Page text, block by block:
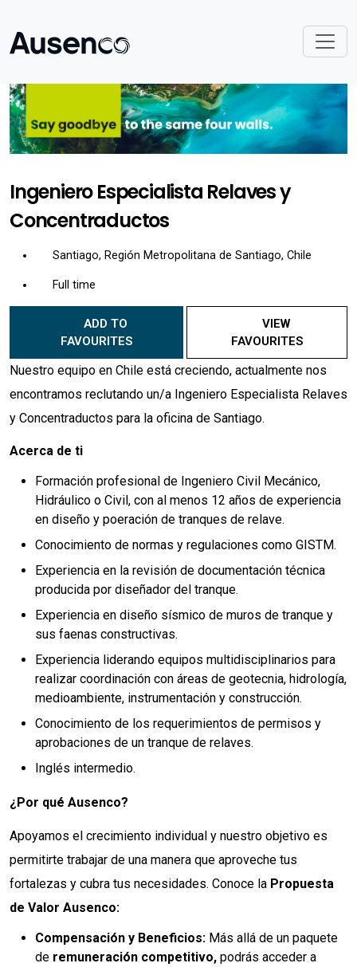
Ingeniero Especialista Relaves y
Concentraductos
Santiago, Región Metropolitana de Santiago, Chile
Full time
FAVOURITES
VIEW
FAVOURITES
Nuestro equipo en Chile está creciendo, actualmente nos
encontramos reclutando un/a Ingeniero Especialista Relaves
y Concentraductos para la oficina de Santiago.
Acerca de ti
Formación profesional de Ingeniero Civil Mecánico,
Hidráulico o Civil, con al menos 12 años de experiencia
en diseño y poeración de tranques de relave.
Conocimiento de normas y regulaciones como GISTM.
Experiencia en la revisión de documentación técnica
producida por diseñador del tranque.
Experiencia en diseño sísmico de muros de tranque y
sus faenas constructivas.
Experiencia liderando equipos multidisciplinarios para
realizar coordinación con áreas de geotecnia, hidrología,
medioambiente, instrumentación y construcción.
Conocimiento de los requerimientos de permisos y
aprobaciones de un tranque de relaves.
Inglés intermedio.
¿Por qué Ausenco?
Apoyamos el crecimiento individual y nuestro objetivo es
permitirte trabajar de una manera que aproveche tus
fortalezas y cubra tus necesidades. Conoce la Propuesta
de Valor Ausenco:
Compensación y Beneficios: Más allá de un paquete
de remuneración competitivo, podrás acceder a